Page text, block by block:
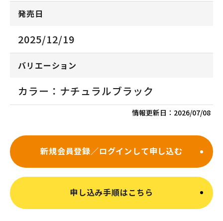
発売日
2025/12/19
バリエーション
カラー：ナチュラルブラック
情報更新日： 2026/07/08
新規会員登録／ログインして申し込む
申し込み手順はこちら